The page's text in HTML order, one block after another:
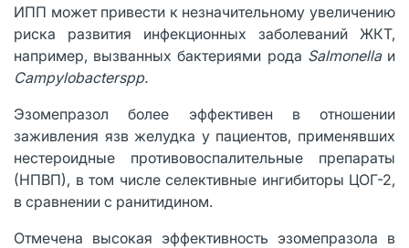
ИПП может привести к незначительному увеличению
риска развития инфекционных заболеваний ЖКТ,
например, вызванных бактериями рода Salmonellaи
Campylobacterspp.
Эзомепразол более эффективен в отношении
заживления язв желудка у пациентов, применявших
нестероидные противовоспалительные препараты
(НПВП), в том числе селективные ингибиторы ЦОГ-2,
в сравнении с ранитидином.
Отмечена высокая эффективность эзомепразола в